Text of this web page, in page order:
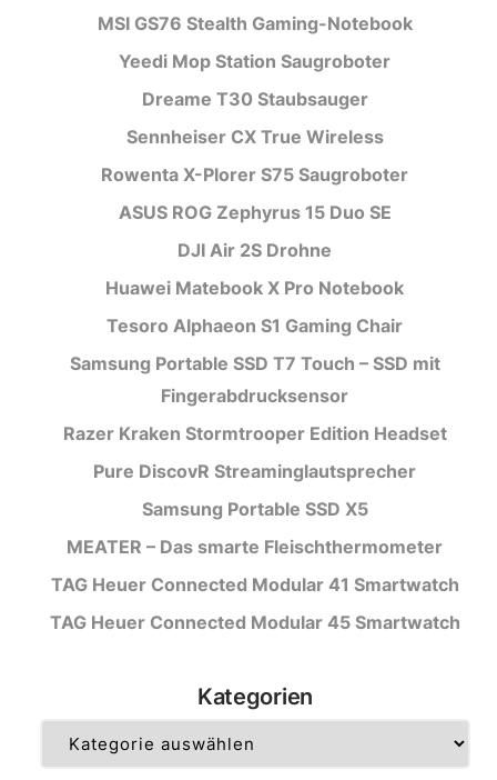
MSI GS76 Stealth Gaming-Notebook
Yeedi Mop Station Saugroboter
Dreame T30 Staubsauger
Sennheiser CX True Wireless
Rowenta X-Plorer S75 Saugroboter
ASUS ROG Zephyrus 15 Duo SE
DJI Air 2S Drohne
Huawei Matebook X Pro Notebook
Tesoro Alphaeon S1 Gaming Chair
Samsung Portable SSD T7 Touch – SSD mit
Fingerabdrucksensor
Razer Kraken Stormtrooper Edition Headset
Pure DiscovR Streaminglautsprecher
Samsung Portable SSD X5
MEATER – Das smarte Fleischthermometer
TAG Heuer Connected Modular 41 Smartwatch
TAG Heuer Connected Modular 45 Smartwatch
Kategorien